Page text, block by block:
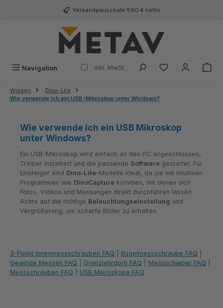
Versandpauschale 9,80 € netto
Navigation inkl. MwSt.
Wissen
Dino-Lite
Wie verwende ich ein USB-Mikroskop unter Windows?
Wie verwende ich ein USB Mikroskop
unter Windows?
Ein USB-Mikroskop wird einfach an den PC angeschlossen,
Treiber installiert und die passende Software gestartet. Für
Einsteiger sind Dino-Lite-Modelle ideal, da sie mit intuitiven
Programmen wie DinoCapture kommen, mit denen sich
Fotos, Videos und Messungen direkt durchführen lassen.
Achte auf die richtige Beleuchtungseinstellung und
Vergrößerung, um scharfe Bilder zu erhalten.
3-Punkt Innenmessschrauben FAQ Bügelmessschraube FAQ
Gewinde Messen FAQ
Grenzlehrdorn FAQ Messschieber FAQ
Messschrauben FAQ
USB Mikroskope FAQ